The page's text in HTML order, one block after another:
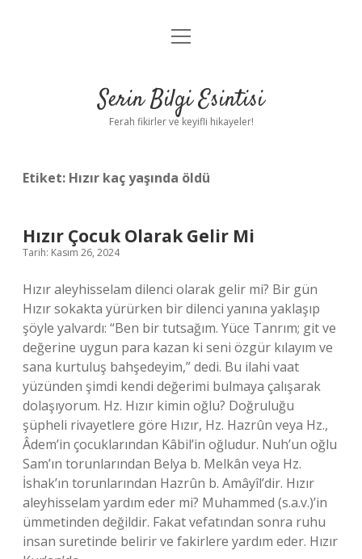
Anasayfa
Yasal Uyarı
menüyü
Serin Bilgi Esintisi
Ferah fikirler ve keyifli hikayeler!
Etiket: Hızır kaç yaşında öldü
Hızır Çocuk Olarak Gelir Mi
Tarih: Kasım 26, 2024
Hızır aleyhisselam dilenci olarak gelir mi? Bir gün
Hızır sokakta yürürken bir dilenci yanına yaklaşıp
şöyle yalvardı: “Ben bir tutsağım. Yüce Tanrım; git ve
değerine uygun para kazan ki seni özgür kılayım ve
sana kurtuluş bahşedeyim,” dedi. Bu ilahi vaat
yüzünden şimdi kendi değerimi bulmaya çalışarak
dolaşıyorum. Hz. Hızır kimin oğlu? Doğruluğu
şüpheli rivayetlere göre Hızır, Hz. Hazrûn veya Hz.,
Âdem’in çocuklarından Kâbil’in oğludur. Nuh’un oğlu
Sam’ın torunlarından Belya b. Melkân veya Hz.
İshak’ın torunlarından Hazrûn b. Amâyîl’dir. Hızır
aleyhisselam yardım eder mi? Muhammed (s.a.v.)’in
ümmetinden değildir. Fakat vefatından sonra ruhu
insan suretinde belirir ve fakirlere yardım eder. Hızır